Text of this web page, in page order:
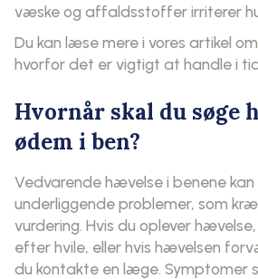
væske og affaldsstoffer irriterer
Du kan læse mere i vores artikel om
hvorfor det er vigtigt at handle i
Hvornår skal du søge
ødem i ben?
Vedvarende hævelse i benene
underliggende problemer, som
vurdering. Hvis du oplever
efter hvile, eller hvis hævelsen
du kontakte en læge. Symptomer